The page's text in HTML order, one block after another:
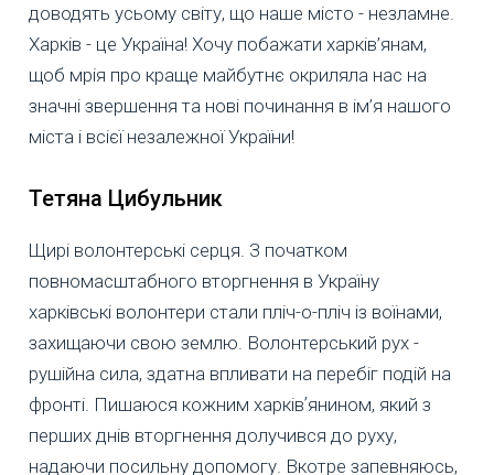
доводять усьому світу, що наше місто - незламне.
Харків - це Україна! Хочу побажати харків’янам,
щоб мрія про краще майбутнє окриляла нас на
значні звершення та нові починання в ім’я нашого
міста і всієї незалежної України!
Тетяна Цибульник
Щирі волонтерські серця. З початком
повномасштабного вторгнення в Україну
харківські волонтери стали пліч-о-пліч із воїнами,
захищаючи свою землю. Волонтерський рух -
рушійна сила, здатна впливати на перебіг подій на
фронті. Пишаюся кожним харківʼянином, який з
перших днів вторгнення долучився до руху,
надаючи посильну допомогу. Вкотре запевняюсь,